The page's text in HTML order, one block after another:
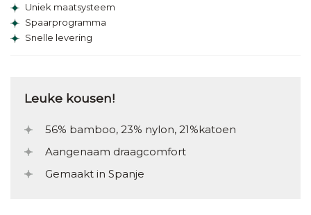
Uniek maatsysteem
Spaarprogramma
Snelle levering
Leuke kousen!
56% bamboo, 23% nylon, 21%katoen
Aangenaam draagcomfort
Gemaakt in Spanje